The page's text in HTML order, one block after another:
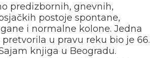
predizbornih, gnevnih,
postoje spontane,
i normalne kolone. Jedna
u pravu reku bio je 66.
knjiga u Beogradu.